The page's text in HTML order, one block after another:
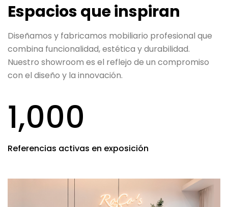
Espacios que inspiran
Diseñamos y fabricamos mobiliario profesional que
combina funcionalidad, estética y durabilidad.
Nuestro showroom es el reflejo de un compromiso
con el diseño y la innovación.
1,000
Referencias activas en exposición